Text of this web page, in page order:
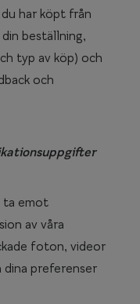
har köpt från
beställning,
typ av köp) och
och
ta emot
av våra
foton, videor
preferenser